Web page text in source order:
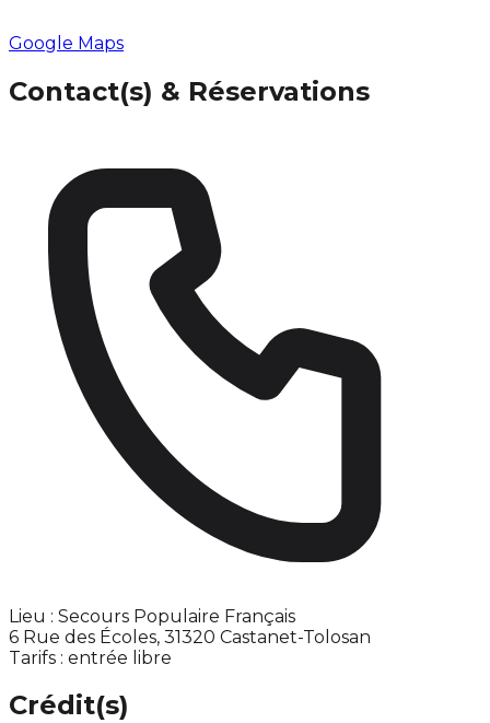
Google Maps
Contact(s) & Réservations
Lieu : Secours Populaire Français
6 Rue des Écoles, 31320 Castanet-Tolosan
Tarifs : entrée libre
Crédit(s)